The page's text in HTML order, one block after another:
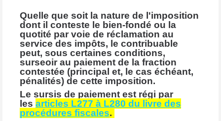
Quelle que soit la nature de l'imposition
dont il conteste le bien-fondé ou la
quotité par voie de réclamation au
service des impôts, le contribuable
peut, sous certaines conditions,
surseoir au paiement de la fraction
contestée (principal et, le cas échéant,
pénalités) de cette imposition.
Le sursis de paiement est régi par
les articles L277 à L280 du livre des
procédures fiscales.